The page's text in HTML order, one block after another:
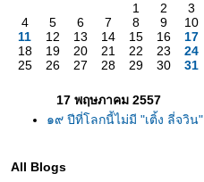
1
2
3
4
5 6 7 8 9
10
11
12 13 14 15 16
17
18
19 20 21 22 23
24
25
26 27 28 29 30 31
17 พฤษภาคม 2557
๑๙ ปีที่โลกนี้ไม่มี "เติ้ง ลี่จวิน"
All Blogs